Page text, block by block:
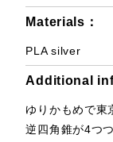
Materials：
PLA silver
Additional
ゆりかもめで東
逆四角錐が4つ